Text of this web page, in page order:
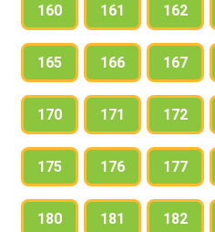
160 161 162
165 166 167
170 171 172
175 176 177
180 181 182